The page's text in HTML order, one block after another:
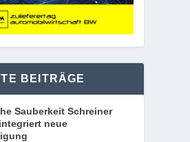
BEITRÄGE
Sauberkeit Schreiner
neue